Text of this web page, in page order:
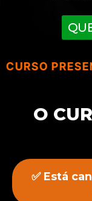
PRESENCIAL
O
✅ Está